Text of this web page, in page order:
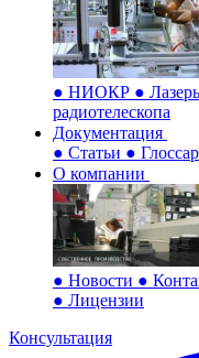
● НИОКР ●
радиотелескопа
Документация
● Статьи ●
О компании
● Новости ●
● Лицензии
Консультация